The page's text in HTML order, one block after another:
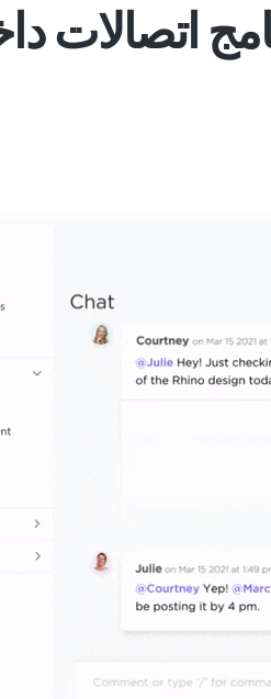
13 برنامج